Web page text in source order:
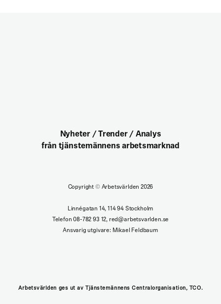
Nyheter / Trender / Analys
från tjänstemännens arbetsmarknad
Copyright ©Arbetsvärlden 2026
Linnégatan 14, 114 94 Stockholm
Telefon 08-782 93 12, red@arbetsvarlden.se
Ansvarig utgivare: Mikael Feldbaum
Arbetsvärlden ges ut av Tjänstemännens Centralorganisation, TCO.